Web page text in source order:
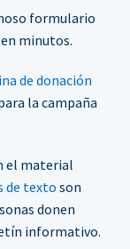
formulario
en minutos.
de donación
la campaña
el material
de texto son
donen
informativo.